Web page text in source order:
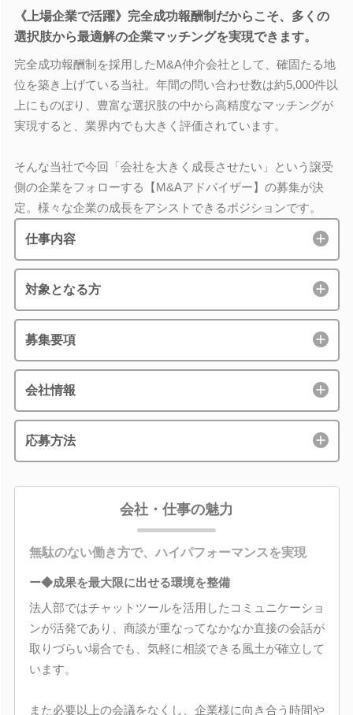
《上場企業で活躍》完全成功報酬制だからこそ、多くの
選択肢から最適解の企業マッチングを実現できます。
完全成功報酬制を採用したM&A仲介会社として、確固たる地
位を築き上げている当社。年間の問い合わせ数は約5,000件以
上にものぼり、豊富な選択肢の中から高精度なマッチングが
実現すると、業界内でも大きく評価されています。
そんな当社で今回「会社を大きく成長させたい」という譲受
側の企業をフォローする【M&Aアドバイザー】の募集が決
定。様々な企業の成長をアシストできるポジションです。
仕事内容
対象となる方
募集要項
会社情報
応募方法
会社・仕事の魅力
無駄のない働き方で、ハイパフォーマンスを実現
ー◆成果を最大限に出せる環境を整備
法人部ではチャットツールを活用したコミュニケーショ
ンが活発であり、商談が重なってなかなか直接の会話が
取りづらい場合でも、気軽に相談できる風土が確立して
います。
また必要以上の会議をなくし、企業様に向き合う時間や